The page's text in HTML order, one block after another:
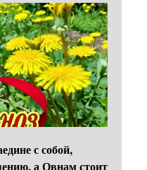
с собой,
а Овнам стоит